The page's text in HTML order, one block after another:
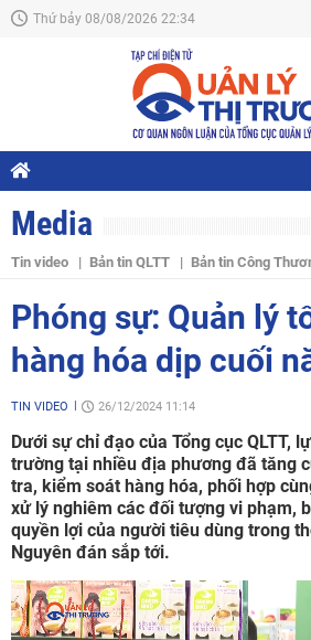
Thứ bảy 08/08/2026 22:34
Media
Tin video Bản tin QLTT Bản tin Công
Phóng sự: Quản lý
hàng hóa dịp cuối
TIN VIDEO 26/12/2024 11:14
Dưới sự chỉ đạo của Tổng cục QLTT,
trường tại nhiều địa phương đã tăng
tra, kiểm soát hàng hóa, phối hợp
xử lý nghiêm các đối tượng vi phạm,
quyền lợi của người tiêu dùng trong
Nguyên đán sắp tới.